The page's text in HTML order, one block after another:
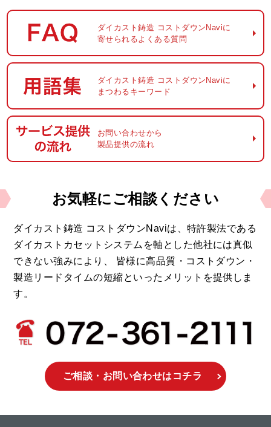
ダイカスト鋳造 コストダウンNaviに
寄せられるよくある質問
ダイカスト鋳造 コストダウンNaviに
まつわるキーワード
お問い合わせから
製品提供の流れ
お気軽にご相談ください
ダイカスト鋳造 コストダウンNaviは、特許製法である
ダイカストカセットシステムを軸とした他社には真似
できない強みにより、
皆様に高品質・コストダウン・
製造リードタイムの短縮といったメリットを提供しま
す。
ご相談・お問い合わせはコチラ